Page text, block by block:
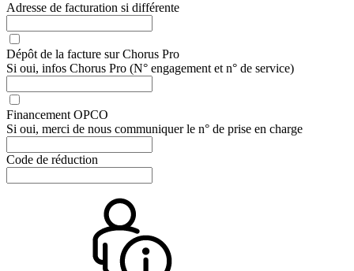
Adresse de facturation si différente
Dépôt de la facture sur Chorus Pro
Si oui, infos Chorus Pro (N° engagement et n° de service)
Financement OPCO
Si oui, merci de nous communiquer le n° de prise en charge
Code de réduction